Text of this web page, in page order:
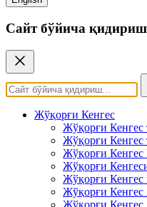
Сайт бўйича қидириш
Жўқорғи Кенгес
Жўқорғи Кенгес
Жўқорғи Кенгес
Жўқорғи Кенгес
Жўқорғи
Жўқорғи Кенгес
Жўқорғи Кенгес
Жўқорғи Кенгес